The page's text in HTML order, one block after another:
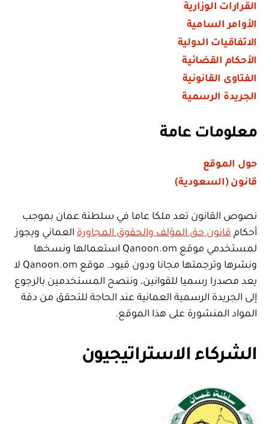
القرارات الوزارية
الأوامر السامية
الاتفاقيات الدولية
الأحكام القضائية
الفتاوى القانونية
الجريدة الرسمية
معلومات عامة
حول الموقع
قانون (السعودية)
نصوص القانون تعد ملكا عاما في سلطنة عمان بموجب
أحكام قانون حق المؤلف والحقوق المجاورة العماني ويجوز
لمستخدمي موقع Qanoon.om استعمالها ونسخها
ونشرها وترجمتها مجانا ودون قيود. موقع Qanoon.om لا
يعد مصدرا رسميا للقوانين، وننصح المستخدمين بالرجوع
إلى الجريدة الرسمية العمانية عند الحاجة للتحقق من دقة
المواد المنشورة على هذا الموقع.
الشركاء الاستراتيجيون